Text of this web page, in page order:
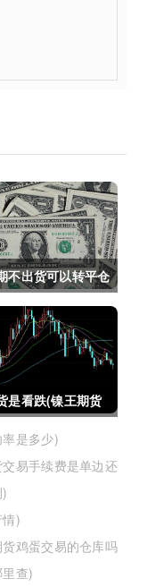
不出货可以转平仓
如果到期不平仓
是看跌(镍王期货
是看涨)
是多少)
易手续费是单边还
)
鸡蛋交易的仓库吗
查)